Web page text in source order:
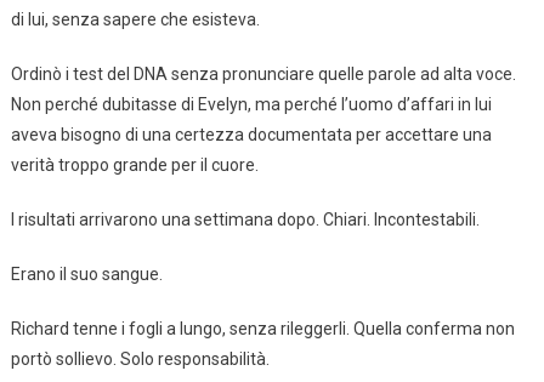
di lui, senza sapere che esisteva.
Ordinò i test del DNA senza pronunciare quelle parole ad alta voce.
Non perché dubitasse di Evelyn, ma perché l’uomo d’affari in lui
aveva bisogno di una certezza documentata per accettare una
verità troppo grande per il cuore.
I risultati arrivarono una settimana dopo. Chiari. Incontestabili.
Erano il suo sangue.
Richard tenne i fogli a lungo, senza rileggerli. Quella conferma non
portò sollievo. Solo responsabilità.